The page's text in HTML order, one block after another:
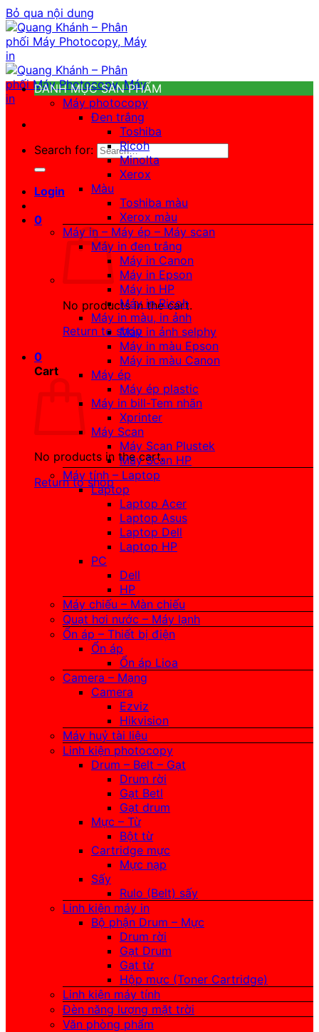
Bỏ qua nội dung
Search for:
Login
0
No products in the cart.
Return to shop
0
Cart
No products in the cart.
Return to shop
DANH MỤC SẢN PHẨM
Máy photocopy
Đen trắng
Toshiba
Ricoh
Minolta
Xerox
Màu
Toshiba màu
Xerox màu
Máy in – Máy ép – Máy scan
Máy in đen trắng
Máy in Canon
Máy in Epson
Máy in HP
Máy in Ricoh
Máy in màu, in ảnh
Máy in ảnh selphy
Máy in màu Epson
Máy in màu Canon
Máy ép
Máy ép plastic
Máy in bill-Tem nhãn
Xprinter
Máy Scan
Máy Scan Plustek
Máy Scan HP
Máy tính – Laptop
Laptop
Laptop Acer
Laptop Asus
Laptop Dell
Laptop HP
PC
Dell
HP
Máy chiếu – Màn chiếu
Quạt hơi nước – Máy lạnh
Ổn áp – Thiết bị điện
Ổn áp
Ổn áp Lioa
Camera – Mạng
Camera
Ezviz
Hikvision
Máy huỷ tài liệu
Linh kiện photocopy
Drum – Belt – Gạt
Drum rời
Gạt Betl
Gạt drum
Mực – Từ
Bột từ
Cartridge mực
Mực nạp
Sấy
Rulo (Belt) sấy
Linh kiện máy in
Bộ phận Drum – Mực
Drum rời
Gạt Drum
Gạt từ
Hộp mực (Toner Cartridge)
Linh kiện máy tính
Đèn năng lượng mặt trời
Văn phòng phẩm